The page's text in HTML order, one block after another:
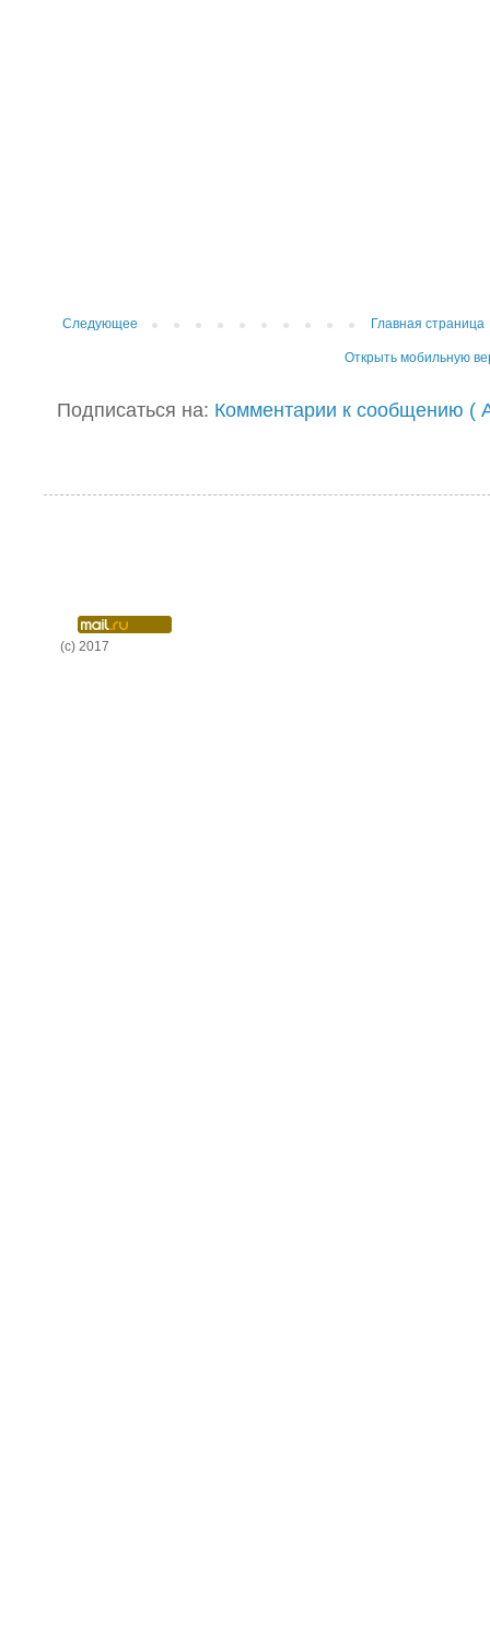
Следующее Главная страница
Открыть мобильную
Подписаться на: Комментарии к сообщению (
(c) 2017